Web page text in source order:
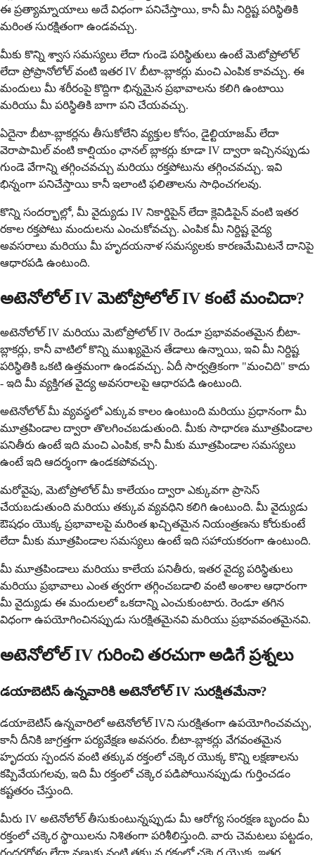
ఈ ప్రత్యామ్నాయాలు అదే విధంగా పనిచేస్తాయి, కానీ మీ నిర్దిష్ట పరిస్థితికి
మరింత సురక్షితంగా ఉండవచ్చు.
మీకు కొన్ని శ్వాస సమస్యలు లేదా గుండె పరిస్థితులు ఉంటే మెటోప్రోలోల్
లేదా ప్రోప్రానోలోల్ వంటి ఇతర IV బీటా-బ్లాకర్లు మంచి ఎంపిక కావచ్చు. ఈ
మందులు మీ శరీరంపై కొద్దిగా భిన్నమైన ప్రభావాలను కలిగి ఉంటాయి
మరియు మీ పరిస్థితికి బాగా పని చేయవచ్చు.
ఏదైనా బీటా-బ్లాకర్లను తీసుకోలేని వ్యక్తుల కోసం, డైల్టియాజమ్ లేదా
వెరాపామిల్ వంటి కాల్షియం ఛానల్ బ్లాకర్లు కూడా IV ద్వారా ఇచ్చినప్పుడు
గుండె వేగాన్ని తగ్గించవచ్చు మరియు రక్తపోటును తగ్గించవచ్చు. ఇవి
భిన్నంగా పనిచేస్తాయి కానీ ఇలాంటి ఫలితాలను సాధించగలవు.
కొన్ని సందర్భాల్లో, మీ వైద్యుడు IV నికార్డిపైన్ లేదా క్లెవిడిపైన్ వంటి ఇతర
రకాల రక్తపోటు మందులను ఎంచుకోవచ్చు. ఎంపిక మీ నిర్దిష్ట వైద్య
అవసరాలు మరియు మీ హృదయనాళ సమస్యలకు కారణమేమిటనే దానిపై
ఆధారపడి ఉంటుంది.
అటెనోలోల్ IV మెటోప్రోలోల్ IV కంటే మంచిదా?
అటెనోలోల్ IV మరియు మెటోప్రోలోల్ IV రెండూ ప్రభావవంతమైన బీటా-
బ్లాకర్లు, కానీ వాటిలో కొన్ని ముఖ్యమైన తేడాలు ఉన్నాయి, ఇవి మీ నిర్దిష్ట
పరిస్థితికి ఒకటి ఉత్తమంగా ఉండవచ్చు. ఏదీ సార్వత్రికంగా "మంచిది" కాదు
- ఇది మీ వ్యక్తిగత వైద్య అవసరాలపై ఆధారపడి ఉంటుంది.
అటెనోలోల్ మీ వ్యవస్థలో ఎక్కువ కాలం ఉంటుంది మరియు ప్రధానంగా మీ
మూత్రపిండాల ద్వారా తొలగించబడుతుంది. మీకు సాధారణ మూత్రపిండాల
పనితీరు ఉంటే ఇది మంచి ఎంపిక, కానీ మీకు మూత్రపిండాల సమస్యలు
ఉంటే ఇది ఆదర్శంగా ఉండకపోవచ్చు.
మరోవైపు, మెటోప్రోలోల్ మీ కాలేయం ద్వారా ఎక్కువగా ప్రాసెస్
చేయబడుతుంది మరియు తక్కువ వ్యవధిని కలిగి ఉంటుంది. మీ వైద్యుడు
ఔషధం యొక్క ప్రభావాలపై మరింత ఖచ్చితమైన నియంత్రణను కోరుకుంటే
లేదా మీకు మూత్రపిండాల సమస్యలు ఉంటే ఇది సహాయకరంగా ఉంటుంది.
మీ మూత్రపిండాలు మరియు కాలేయ పనితీరు, ఇతర వైద్య పరిస్థితులు
మరియు ప్రభావాలు ఎంత త్వరగా తగ్గించబడాలి వంటి అంశాల ఆధారంగా
మీ వైద్యుడు ఈ మందులలో ఒకదాన్ని ఎంచుకుంటారు. రెండూ తగిన
విధంగా ఉపయోగించినప్పుడు సురక్షితమైనవి మరియు ప్రభావవంతమైనవి.
అటెనోలోల్ IV గురించి తరచుగా అడిగే ప్రశ్నలు
డయాబెటిస్ ఉన్నవారికి అటెనోలోల్ IV సురక్షితమేనా?
డయాబెటిస్ ఉన్నవారిలో అటెనోలోల్ IVని సురక్షితంగా ఉపయోగించవచ్చు,
కానీ దీనికి జాగ్రత్తగా పర్యవేక్షణ అవసరం. బీటా-బ్లాకర్లు వేగవంతమైన
హృదయ స్పందన వంటి తక్కువ రక్తంలో చక్కెర యొక్క కొన్ని లక్షణాలను
కప్పివేయగలవు, ఇది మీ రక్తంలో చక్కెర పడిపోయినప్పుడు గుర్తించడం
కష్టతరం చేస్తుంది.
మీరు IV అటెనోలోల్ తీసుకుంటున్నప్పుడు మీ ఆరోగ్య సంరక్షణ బృందం మీ
రక్తంలో చక్కెర స్థాయిలను నిశితంగా పరిశీలిస్తుంది. వారు చెమటలు పట్టడం,
గందరగోళం లేదా వణుకు వంటి తక్కువ రక్తంలో చక్కెర యొక్క ఇతర